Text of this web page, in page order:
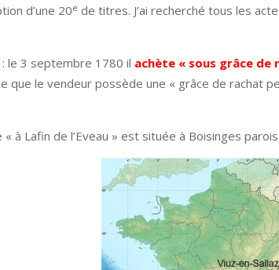
d’une 20e de titres. J’ai recherché tous les
: le 3 septembre 1780 il achète « sous grâce de
que le vendeur possède une « grâce de rachat
à Lafin de l’Eveau » est située à Boisinges